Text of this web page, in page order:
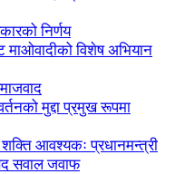
निर्णय
विशेष अभियान
मुद्दा प्रमुख रूपमा
शक्ति आवश्यकः प्रधानमन्त्री
सवाल जवाफ